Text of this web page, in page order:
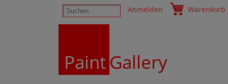
Anmelden Warenkorb
PaintGallery